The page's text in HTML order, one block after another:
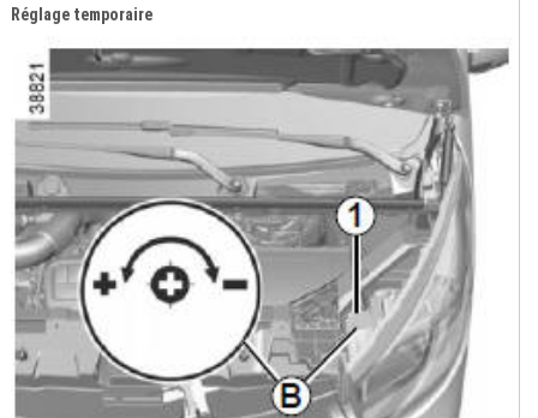
Réglage temporaire